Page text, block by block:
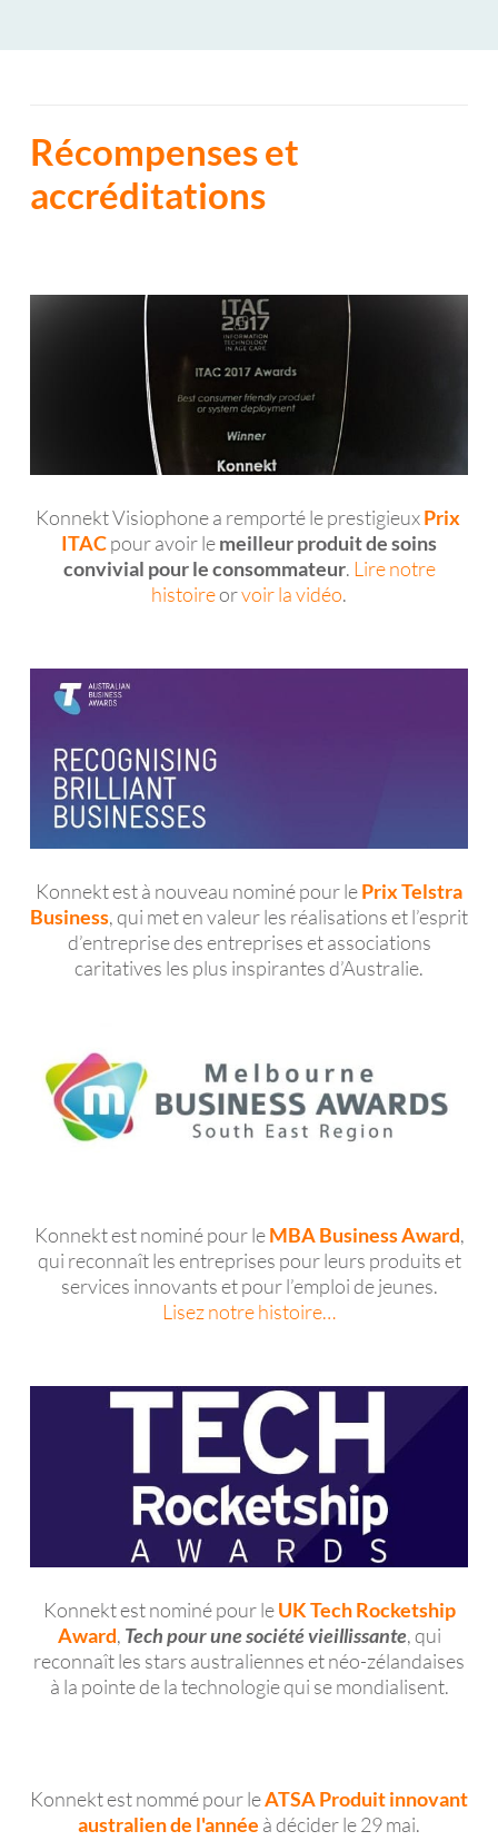
Récompenses et
accréditations
Konnekt Visiophone a remporté le prestigieuxPrix ​​
ITACpour avoir lemeilleur produit de soins
convivial pour le consommateur. Lire notre
histoireorvoir la vidéo.
Konnekt est à nouveau nominé pour lePrix ​​Telstra
Business, qui met en valeur les réalisations et l’esprit
d’entreprise des entreprises et associations
caritatives les plus inspirantes d’Australie.
Konnekt est nominé pour leMBA Business Award,
qui reconnaît les entreprises pour leurs produits et
services innovants et pour l’emploi de jeunes.
Lisez notre histoire…
Konnekt est nominé pour leUK Tech Rocketship
Award, Tech pour une société vieillissante, qui
reconnaît les stars australiennes et néo-zélandaises
à la pointe de la technologie qui se mondialisent.
Konnekt est nommé pour leATSA Produit innovant
australien de l'année à décider le 29 mai.